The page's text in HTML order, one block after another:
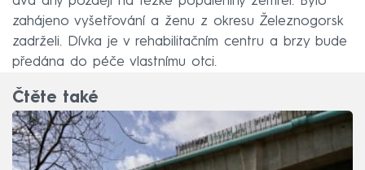
zahájeno vyšetřování a ženu z okresu Železnogorsk
zadrželi. Dívka je v rehabilitačním centru a brzy bude
předána do péče vlastnímu otci.
Čtěte také